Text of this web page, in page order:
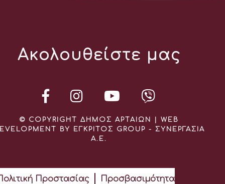
Ακολουθείστε μας
© COPYRIGHT ΔΗΜΟΣ ΑΡΤΑΙΩΝ | WEB
BY ΕΓΚΡΙΤΟΣ GROUP - ΣΥΝΕΡΓΑΣΙΑ
Α.Ε.
Προστασίας Προσβασιμότητα